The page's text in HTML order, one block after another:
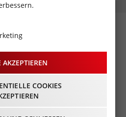
Fotos
Freizeit-Tirol Foto-Service!
Fotostrecke Ihrer
hochauflösender
erreicht Ihre
Seite eine enorme
AKZEPTIEREN
COOKIES